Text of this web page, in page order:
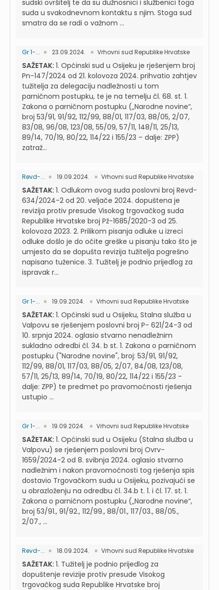
sudski ovršitelj te da su dužnosnici i službenici toga
suda u svakodnevnom kontaktu s njim. Stoga sud
smatra da se radi o važnom ...
Gr 1-... 23.09.2024. Vrhovni sud Republike Hrvatske
SAŽETAK: 1. Općinski sud u Osijeku je rješenjem broj
Pn-147/2024 od 21. kolovoza 2024. prihvatio zahtjev
tužitelja za delegaciju nadležnosti u tom
parničnom postupku, te je na temelju čl. 68. st. 1.
Zakona o parničnom postupku („Narodne novine“,
broj 53/91, 91/92, 112/99, 88/01, 117/03, 88/05, 2/07,
83/08, 96/08, 123/08, 55/09, 57/11, 148/11, 25/13,
89/14, 70/19, 80/22, 114/22 i 155/23 – dalje: ZPP)
zatraž...
Revd-... 19.09.2024. Vrhovni sud Republike Hrvatske
SAŽETAK: 1. Odlukom ovog suda poslovni broj Revd-
634/2024-2 od 20. veljače 2024. dopuštena je
revizija protiv presude Visokog trgovačkog suda
Republike Hrvatske broj Pž-1685/2020-3 od 25.
kolovoza 2023. 2. Prilikom pisanja odluke u izreci
odluke došlo je do očite greške u pisanju tako što je
umjesto da se dopušta revizija tužitelja pogrešno
napisano tuženice. 3. Tužitelj je podnio prijedlog za
ispravak r...
Gr 1-... 19.09.2024. Vrhovni sud Republike Hrvatske
SAŽETAK: 1. Općinski sud u Osijeku, Stalna služba u
Valpovu se rješenjem poslovni broj P- 621/24-3 od
10. srpnja 2024. oglasio stvarno nenadležnim
sukladno odredbi čl. 34. b st. 1. Zakona o parničnom
postupku ("Narodne novine", broj: 53/91, 91/92,
112/99, 88/01, 117/03, 88/05, 2/07, 84/08, 123/08,
57/11, 25/13, 89/14, 70/19, 80/22, 114/22 i 155/23 -
dalje: ZPP) te predmet po pravomoćnosti rješenja
ustupio ...
Gr 1-... 19.09.2024. Vrhovni sud Republike Hrvatske
SAŽETAK: 1. Općinski sud u Osijeku (Stalna služba u
Valpovu) se rješenjem poslovni broj Ovrv-
1659/2024-2 od 8. svibnja 2024. oglasio stvarno
nadležnim i nakon pravomoćnosti tog rješenja spis
dostavio Trgovačkom sudu u Osijeku, pozivajući se
u obrazloženju na odredbu čl. 34.b t. 1. i čl. 17. st. 1.
Zakona o parničnom postupku („Narodne novine“,
broj 53/91., 91/92., 112/99., 88/01., 117/03., 88/05.,
2/07., ...
Revd-... 18.09.2024. Vrhovni sud Republike Hrvatske
SAŽETAK: 1. Tužitelj je podnio prijedlog za
dopuštenje revizije protiv presude Visokog
trgovačkog suda Republike Hrvatske broj